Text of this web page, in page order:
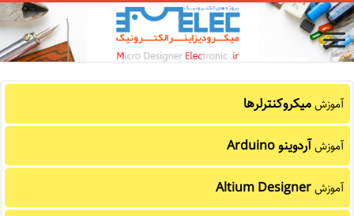
آموزشمیکروکنترلرها
آموزشآردوینو Arduino
آموزشAltium Designer